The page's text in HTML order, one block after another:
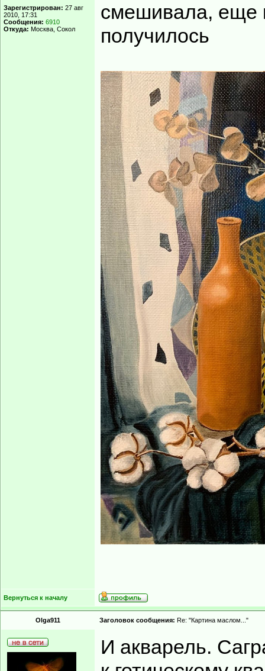
Зарегистрирован: 27 авг
2010, 17:31
Сообщения: 6910
Откуда: Москва, Сокол
смешивала, еще
получилось
Вернуться к началу
Olga911 Заголовок сообщения: Re: "Картина маслом..."
И акварель.